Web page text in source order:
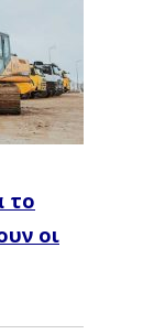
το
οι